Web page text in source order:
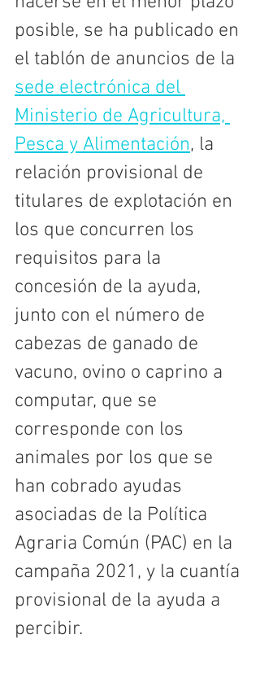
posible, se ha publicado en
el tablón de anuncios de la
sede electrónica del
Ministerio de Agricultura,
Pesca y Alimentación, la
relación provisional de
titulares de explotación en
los que concurren los
requisitos para la
concesión de la ayuda,
junto con el número de
cabezas de ganado de
vacuno, ovino o caprino a
computar, que se
corresponde con los
animales por los que se
han cobrado ayudas
asociadas de la Política
Agraria Común (PAC) en la
campaña 2021, y la cuantía
provisional de la ayuda a
percibir.